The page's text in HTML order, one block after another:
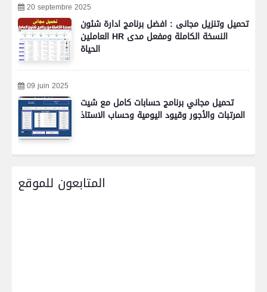
20 septembre 2025
تحميل وتنزيل مجانى : افضل برنامج ادارة شئون
العاملين HR النسخة الكاملة ومفعل مدى
الحياة
09 juin 2025
تحميل مجاني برنامج حسابات كامل مع شيت
المرتبات والأجور وقيود اليومية وحساب الاستاذ
المتابعون للموقع